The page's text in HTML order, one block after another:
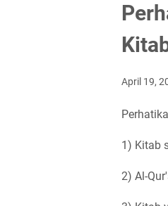
April 19,
1) Kitab
2) Al-